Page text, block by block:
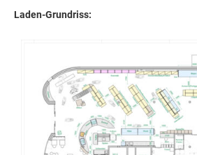
Laden-Grundriss: